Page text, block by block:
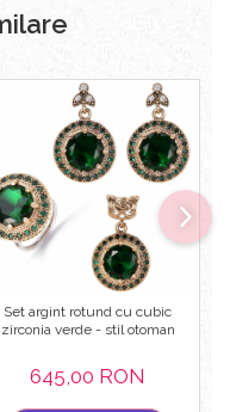
Set argint rotund cu cubic
zirconia verde - stil otoman
645,00 RON